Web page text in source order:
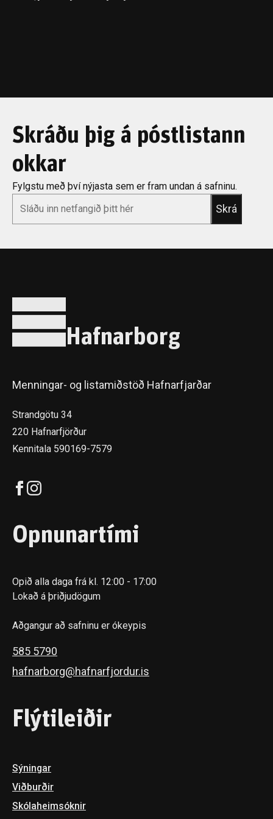
Skráðu þig á póstlistann
okkar
Fylgstu með því nýjasta sem er fram undan á safninu.
Hafnarborg
Menningar- og listamiðstöð Hafnarfjarðar
Strandgötu 34
220 Hafnarfjörður
Kennitala 590169-7579
Opnunartími
Opið alla daga frá kl. 12:00 - 17:00
Lokað á þriðjudögum
Aðgangur að safninu er ókeypis
585 5790
hafnarborg@hafnarfjordur.is
Flýtileiðir
Sýningar
Viðburðir
Skóla­heimsóknir